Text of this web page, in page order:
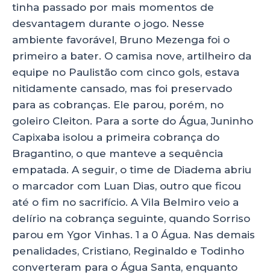
tinha passado por mais momentos de
desvantagem durante o jogo. Nesse
ambiente favorável, Bruno Mezenga foi o
primeiro a bater. O camisa nove, artilheiro da
equipe no Paulistão com cinco gols, estava
nitidamente cansado, mas foi preservado
para as cobranças. Ele parou, porém, no
goleiro Cleiton. Para a sorte do Água, Juninho
Capixaba isolou a primeira cobrança do
Bragantino, o que manteve a sequência
empatada. A seguir, o time de Diadema abriu
o marcador com Luan Dias, outro que ficou
até o fim no sacrifício. A Vila Belmiro veio a
delírio na cobrança seguinte, quando Sorriso
parou em Ygor Vinhas. 1 a 0 Água. Nas demais
penalidades, Cristiano, Reginaldo e Todinho
converteram para o Água Santa, enquanto